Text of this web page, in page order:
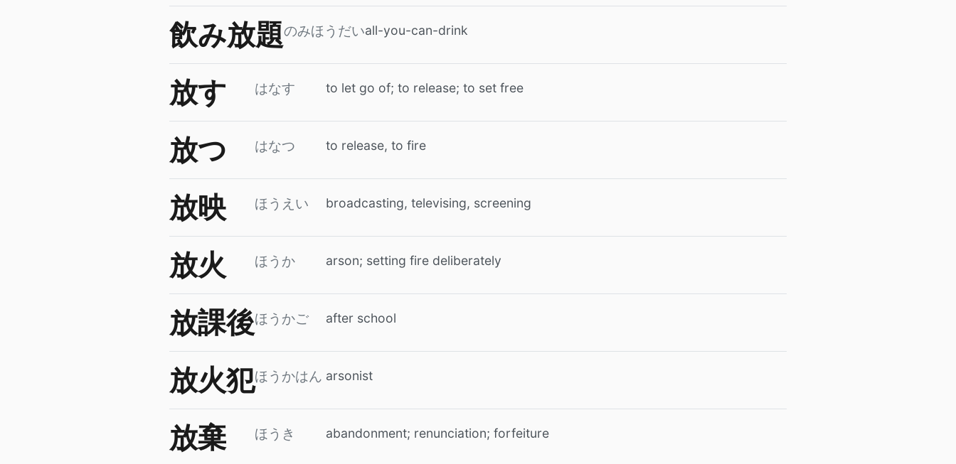
飲み放題のみほうだいall-you-can-drink
放す はなす to let go of; to release; to set free
放つ はなつ to release, to fire
放映 ほうえい broadcasting, televising, screening
放火 ほうか arson; setting fire deliberately
放課後ほうかご after school
放火犯ほうかはん arsonist
放棄 ほうき abandonment; renunciation; forfeiture